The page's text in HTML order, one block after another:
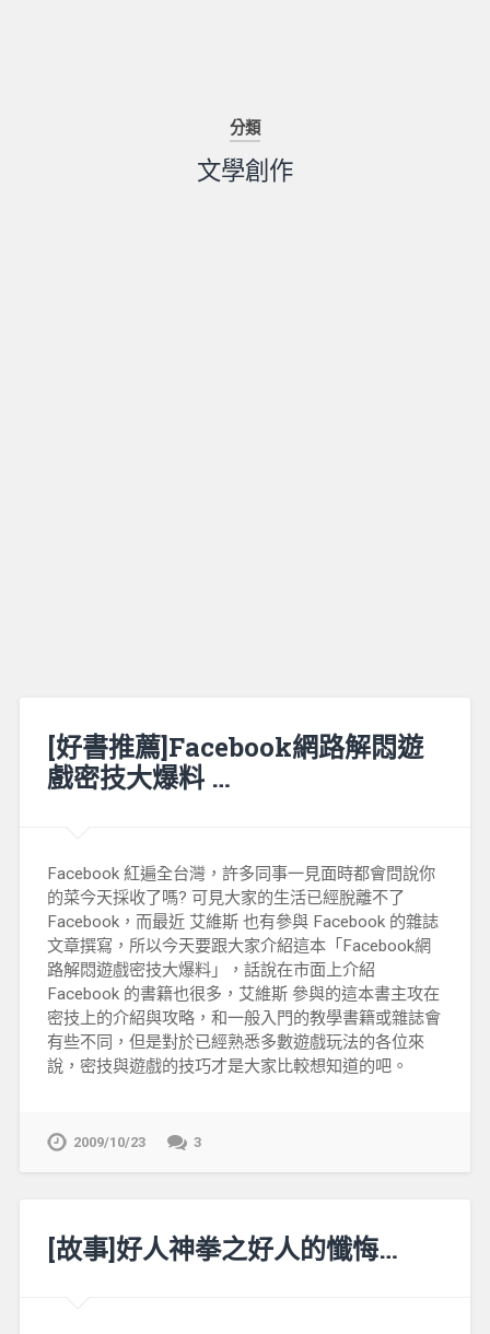
分類
文學創作
[好書推薦]Facebook網路解悶遊
戲密技大爆料 …
Facebook 紅遍全台灣，許多同事一見面時都會問說你
的菜今天採收了嗎? 可見大家的生活已經脫離不了
Facebook，而最近 艾維斯 也有參與 Facebook 的雜誌
文章撰寫，所以今天要跟大家介紹這本「Facebook網
路解悶遊戲密技大爆料」，話說在市面上介紹
Facebook 的書籍也很多，艾維斯 參與的這本書主攻在
密技上的介紹與攻略，和一般入門的教學書籍或雜誌會
有些不同，但是對於已經熟悉多數遊戲玩法的各位來
說，密技與遊戲的技巧才是大家比較想知道的吧。
2009/10/23 3
[故事]好人神拳之好人的懺悔…